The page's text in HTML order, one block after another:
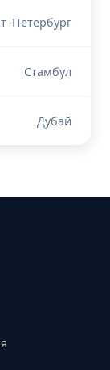
Петербург
Стамбул
Дубай